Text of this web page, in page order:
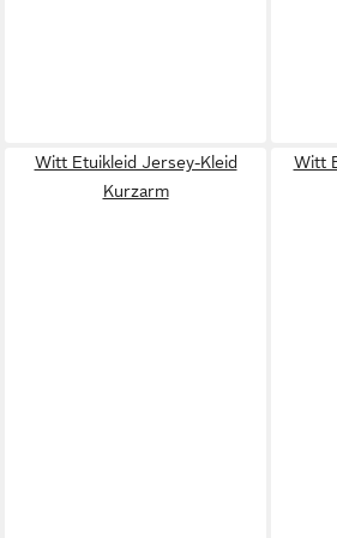
Witt Etuikleid Jersey-Kleid
Kurzarm
Witt